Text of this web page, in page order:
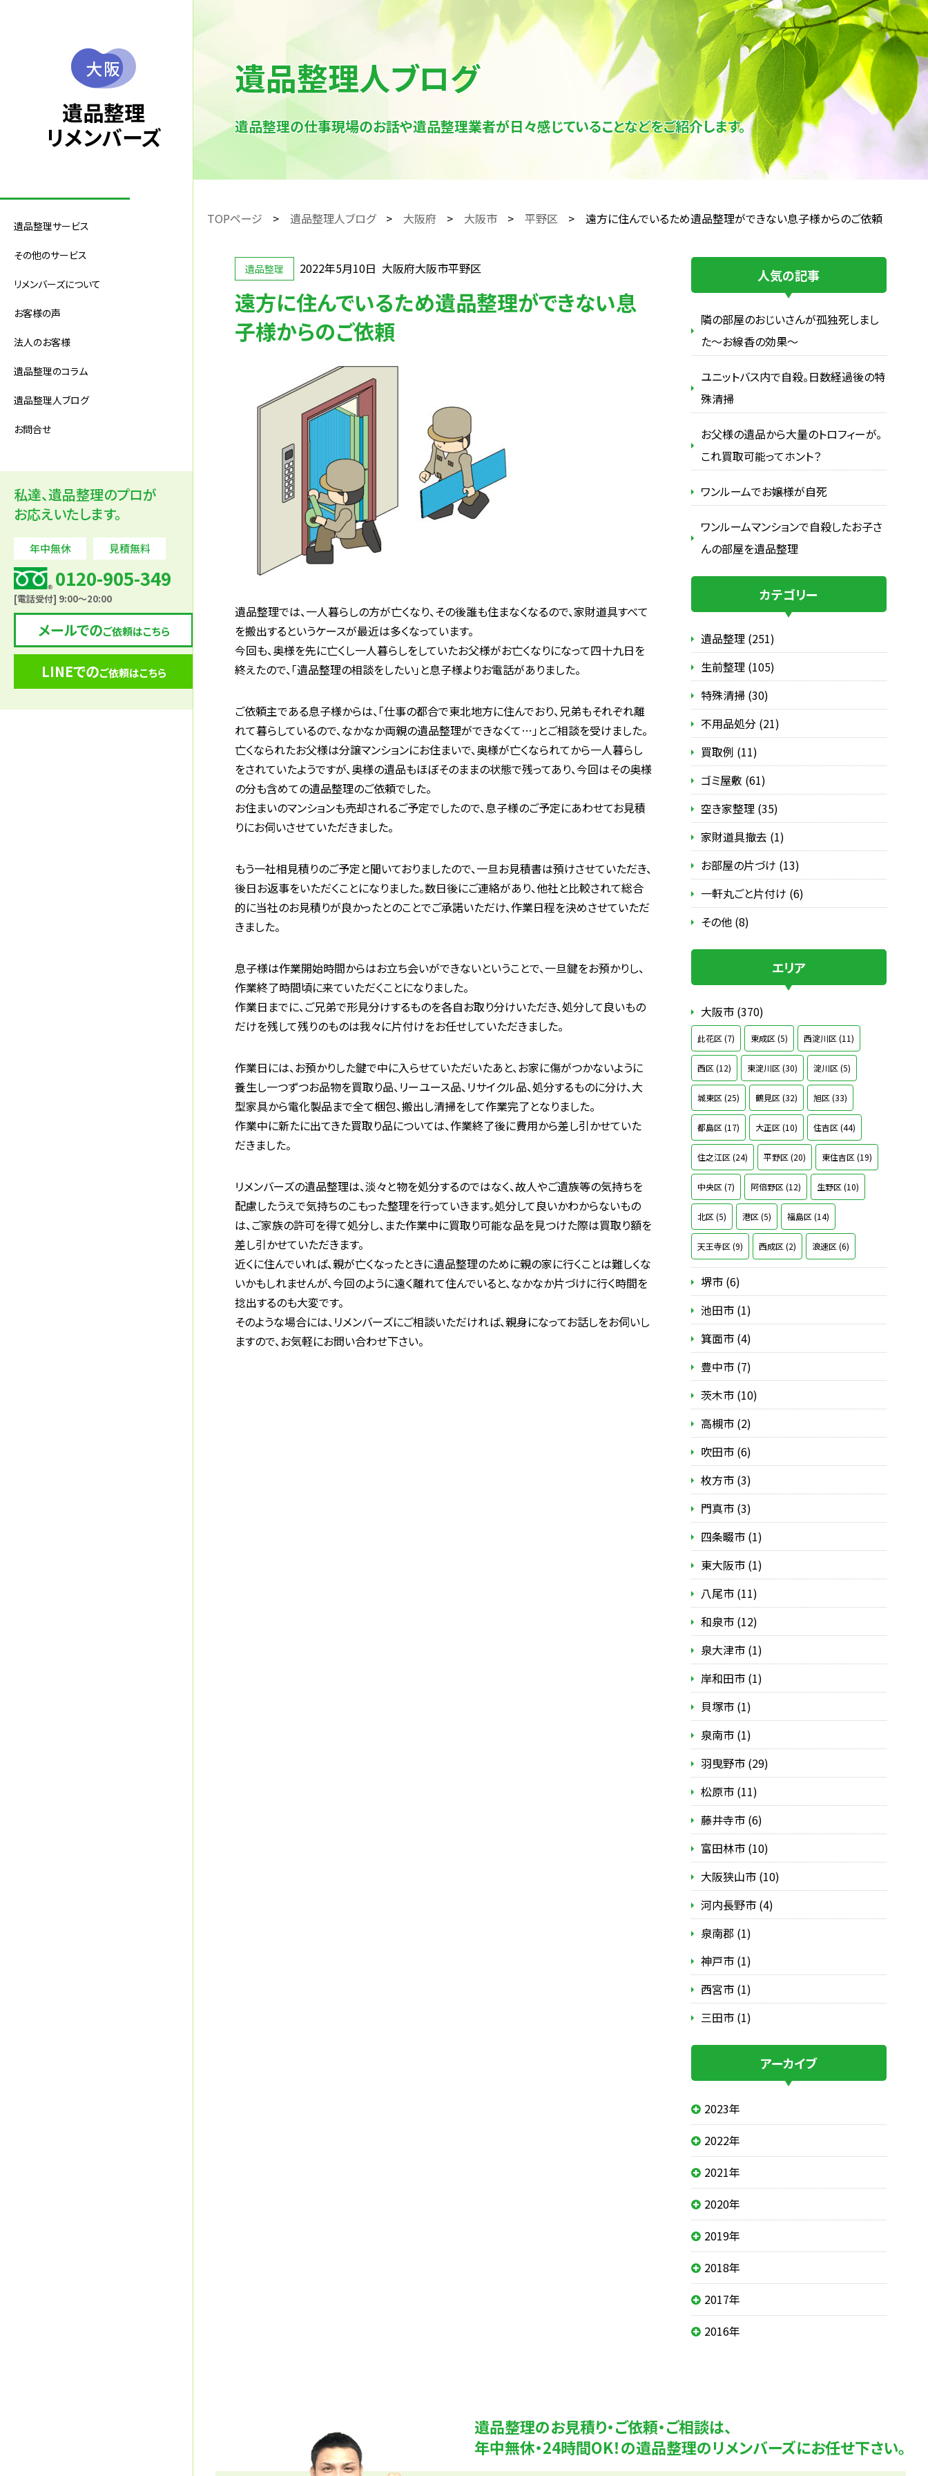
大阪
遺品整理
リメンバーズ
遺品整理サービス
その他のサービス
リメンバーズについて
お客様の声
法人のお客様
遺品整理のコラム
遺品整理人ブログ
お問合せ
私達、遺品整理のプロが
お応えいたします。
年中無休 見積無料
0120-905-349
[電話受付] 9:00～20:00
メールでのご依頼はこちら
LINEでのご依頼はこちら
遺品整理人ブログ
遺品整理の仕事現場のお話や遺品整理業者が日々感じていることなどをご紹介します。
TOPページ 遺品整理人ブログ 大阪府 大阪市 平野区 遠方に住んでいるため遺品整理ができない息子様からのご依頼
遺品整理 2022年5月10日 大阪府大阪市平野区
遠方に住んでいるため遺品整理ができない息
子様からのご依頼
遺品整理では、一人暮らしの方が亡くなり、その後誰も住まなくなるので、家財道具すべて
を搬出するというケースが最近は多くなっています。
今回も、奥様を先に亡くし一人暮らしをしていたお父様がお亡くなりになって四十九日を
終えたので、「遺品整理の相談をしたい」と息子様よりお電話がありました。
ご依頼主である息子様からは、「仕事の都合で東北地方に住んでおり、兄弟もそれぞれ離
れて暮らしているので、なかなか両親の遺品整理ができなくて…」とご相談を受けました。
亡くなられたお父様は分譲マンションにお住まいで、奥様が亡くなられてから一人暮らし
をされていたようですが、奥様の遺品もほぼそのままの状態で残ってあり、今回はその奥様
の分も含めての遺品整理のご依頼でした。
お住まいのマンションも売却されるご予定でしたので、息子様のご予定にあわせてお見積
りにお伺いさせていただきました。
もう一社相見積りのご予定と聞いておりましたので、一旦お見積書は預けさせていただき、
後日お返事をいただくことになりました。数日後にご連絡があり、他社と比較されて総合
的に当社のお見積りが良かったとのことでご承諾いただけ、作業日程を決めさせていただ
きました。
息子様は作業開始時間からはお立ち会いができないということで、一旦鍵をお預かりし、
作業終了時間頃に来ていただくことになりました。
作業日までに、ご兄弟で形見分けするものを各自お取り分けいただき、処分して良いもの
だけを残して残りのものは我々に片付けをお任せしていただきました。
作業日には、お預かりした鍵で中に入らせていただいたあと、お家に傷がつかないように
養生し一つずつお品物を買取り品、リーユース品、リサイクル品、処分するものに分け、大
型家具から電化製品まで全て梱包、搬出し清掃をして作業完了となりました。
作業中に新たに出てきた買取り品については、作業終了後に費用から差し引かせていた
だきました。
リメンバーズの遺品整理は、淡々と物を処分するのではなく、故人やご遺族等の気持ちを
配慮したうえで気持ちのこもった整理を行っていきます。処分して良いかわからないもの
は、ご家族の許可を得て処分し、また作業中に買取り可能な品を見つけた際は買取り額を
差し引かせていただきます。
近くに住んでいれば、親が亡くなったときに遺品整理のために親の家に行くことは難しくな
いかもしれませんが、今回のように遠く離れて住んでいると、なかなか片づけに行く時間を
捻出するのも大変です。
そのような場合には、リメンバーズにご相談いただければ、親身になってお話しをお伺いし
ますので、お気軽にお問い合わせ下さい。
人気の記事
隣の部屋のおじいさんが孤独死しまし
た～お線香の効果～
ユニットバス内で自殺。日数経過後の特
殊清掃
お父様の遺品から大量のトロフィーが。
これ買取可能ってホント？
ワンルームでお嬢様が自死
ワンルームマンションで自殺したお子さ
んの部屋を遺品整理
カテゴリー
遺品整理 (251)
生前整理 (105)
特殊清掃 (30)
不用品処分 (21)
買取例 (11)
ゴミ屋敷 (61)
空き家整理 (35)
家財道具撤去 (1)
お部屋の片づけ (13)
一軒丸ごと片付け (6)
その他 (8)
エリア
大阪市 (370)
此花区 (7) 東成区 (5) 西淀川区 (11)
西区 (12) 東淀川区 (30) 淀川区 (5)
城東区 (25) 鶴見区 (32) 旭区 (33)
都島区 (17) 大正区 (10) 住吉区 (44)
住之江区 (24) 平野区 (20) 東住吉区 (19)
中央区 (7) 阿倍野区 (12) 生野区 (10)
北区 (5) 港区 (5) 福島区 (14)
天王寺区 (9) 西成区 (2) 浪速区 (6)
堺市 (6)
池田市 (1)
箕面市 (4)
豊中市 (7)
茨木市 (10)
高槻市 (2)
吹田市 (6)
枚方市 (3)
門真市 (3)
四条畷市 (1)
東大阪市 (1)
八尾市 (11)
和泉市 (12)
泉大津市 (1)
岸和田市 (1)
貝塚市 (1)
泉南市 (1)
羽曳野市 (29)
松原市 (11)
藤井寺市 (6)
富田林市 (10)
大阪狭山市 (10)
河内長野市 (4)
泉南郡 (1)
神戸市 (1)
西宮市 (1)
三田市 (1)
アーカイブ
2023年
2022年
2021年
2020年
2019年
2018年
2017年
2016年
遺品整理のお見積り・ご依頼・ご相談は、
年中無休・24時間OK！の遺品整理のリメンバーズにお任せ下さい。